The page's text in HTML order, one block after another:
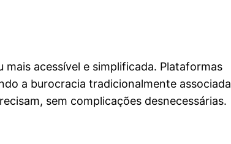
acessível e simplificada. Plataformas
a burocracia tradicionalmente associada
sem complicações desnecessárias.